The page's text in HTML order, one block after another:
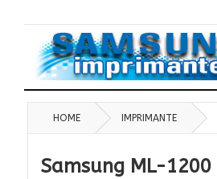
HOME IMPRIMANTE
Samsung ML-